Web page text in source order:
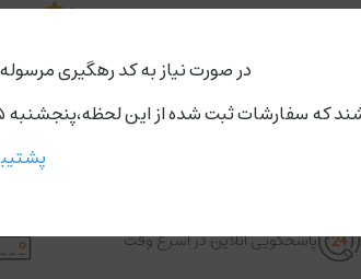
5
پاسخگویی آنلاین در اسرع وقت
در صورت نیاز به کد رهگیری
۱۵ مرداد تحویل سرویس پستی و باربری می گردد،روز های دوشنبه و چهارشنبه مجموعه ارسال ندارد.
پشتیبانی